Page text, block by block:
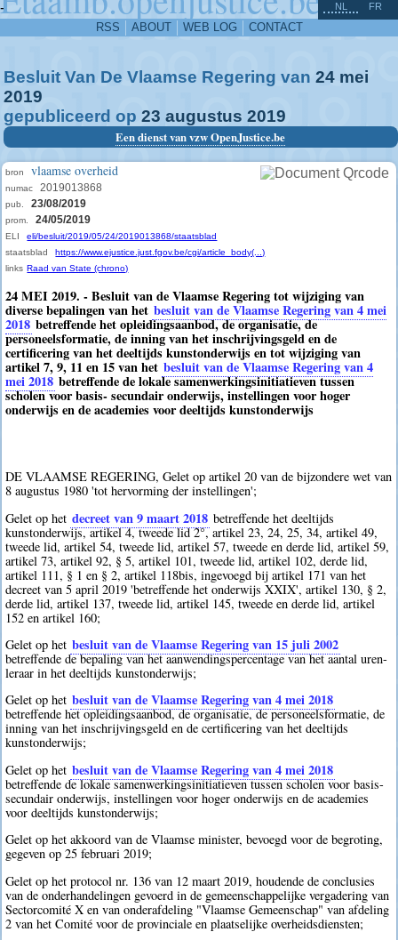
-
RSS ABOUT WEB LOG CONTACT
NL FR
Besluit Van De Vlaamse Regering van 24 mei
2019
gepubliceerd op 23 augustus 2019
Een dienst van vzw OpenJustice.be
bron vlaamse overheid
numac 2019013868
pub. 23/08/2019
prom. 24/05/2019
ELI
eli/besluit/2019/05/24/2019013868/staatsblad
staatsblad
https://www.ejustice.just.fgov.be/cgi/article_body(...)
links Raad van State (chrono)
24 MEI 2019. - Besluit van de Vlaamse Regering tot wijziging van
diverse bepalingen van het besluit van de Vlaamse Regering van 4 mei
2018 betreffende het opleidingsaanbod, de organisatie, de
personeelsformatie, de inning van het inschrijvingsgeld en de
certificering van het deeltijds kunstonderwijs en tot wijziging van
artikel 7, 9, 11 en 15 van het besluit van de Vlaamse Regering van 4
mei 2018 betreffende de lokale samenwerkingsinitiatieven tussen
scholen voor basis- secundair onderwijs, instellingen voor hoger
onderwijs en de academies voor deeltijds kunstonderwijs
DE VLAAMSE REGERING, Gelet op artikel 20 van de bijzondere wet van
8 augustus 1980 'tot hervorming der instellingen';
Gelet op het decreet van 9 maart 2018 betreffende het deeltijds
kunstonderwijs, artikel 4, tweede lid 2°, artikel 23, 24, 25, 34, artikel 49,
tweede lid, artikel 54, tweede lid, artikel 57, tweede en derde lid, artikel 59,
artikel 73, artikel 92, § 5, artikel 101, tweede lid, artikel 102, derde lid,
artikel 111, § 1 en § 2, artikel 118bis, ingevoegd bij artikel 171 van het
decreet van 5 april 2019 'betreffende het onderwijs XXIX', artikel 130, § 2,
derde lid, artikel 137, tweede lid, artikel 145, tweede en derde lid, artikel
152 en artikel 160;
Gelet op het besluit van de Vlaamse Regering van 15 juli 2002
betreffende de bepaling van het aanwendingspercentage van het aantal uren-
leraar in het deeltijds kunstonderwijs;
Gelet op het besluit van de Vlaamse Regering van 4 mei 2018
betreffende het opleidingsaanbod, de organisatie, de personeelsformatie, de
inning van het inschrijvingsgeld en de certificering van het deeltijds
kunstonderwijs;
Gelet op het besluit van de Vlaamse Regering van 4 mei 2018
betreffende de lokale samenwerkingsinitiatieven tussen scholen voor basis-
secundair onderwijs, instellingen voor hoger onderwijs en de academies
voor deeltijds kunstonderwijs;
Gelet op het akkoord van de Vlaamse minister, bevoegd voor de begroting,
gegeven op 25 februari 2019;
Gelet op het protocol nr. 136 van 12 maart 2019, houdende de conclusies
van de onderhandelingen gevoerd in de gemeenschappelijke vergadering van
Sectorcomité X en van onderafdeling "Vlaamse Gemeenschap" van afdeling
2 van het Comité voor de provinciale en plaatselijke overheidsdiensten;
^